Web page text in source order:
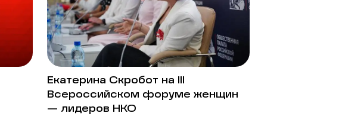
Екатерина Скробот на III
Всероссийском форуме женщин
— лидеров НКО